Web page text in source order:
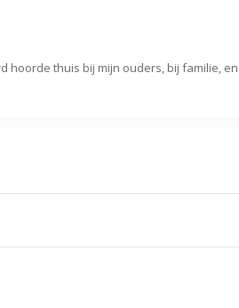
thuis bij mijn ouders, bij familie,